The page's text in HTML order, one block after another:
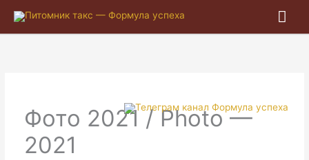
Фото 2021 / Photo —
2021